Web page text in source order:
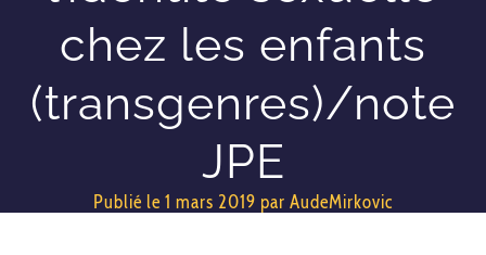
chez les enfants
(transgenres)/note
JPE
Publié le 1 mars 2019 par AudeMirkovic